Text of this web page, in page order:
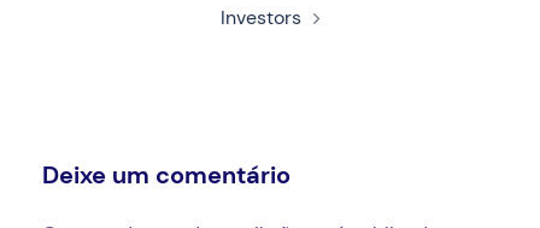
Investors
Deixe um comentário